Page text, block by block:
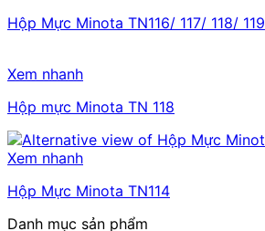
Hộp Mực Minota TN116/ 117/ 118/ 119
Xem nhanh
Hộp mực Minota TN 118
Xem nhanh
Hộp Mực Minota TN114
Danh mục sản phẩm